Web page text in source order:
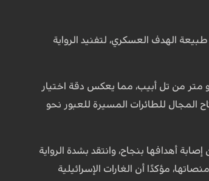
الهدف العسكري، لتفنيد الرواية
كان قاعدة "غليلوت" التابعة لشعبة الاستخبارات العسكرية "أمان"، التي تقع على بعد 1.5 كيلو متر من تل أبيب، مما يعكس دقة اختيار
مما أتاح المجال للطائرات المسيرة للعبور نحو
وتمكن بعضها من إصابة أهدافها بنجاح، وانتقد بشدة الرواية
مؤكدًا أن الغارات الإسرائيلية